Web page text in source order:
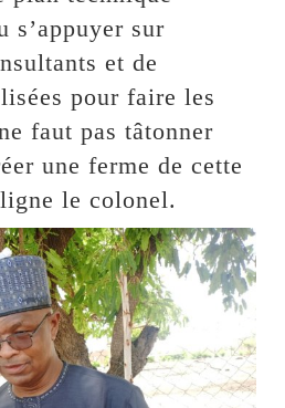
s’appuyer sur
et de
pour faire les
faut pas tâtonner
une ferme de cette
le colonel.